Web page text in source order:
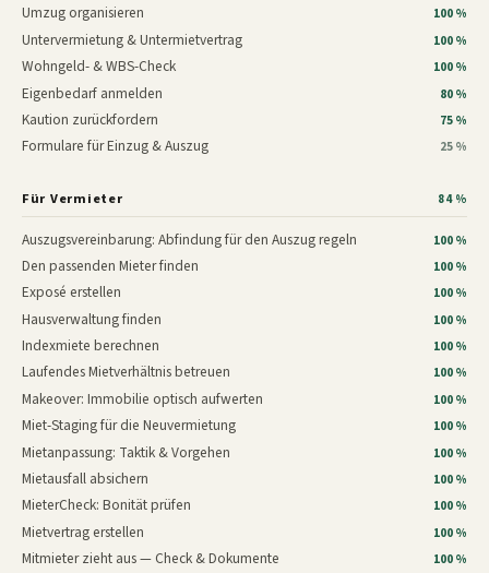
Umzug organisieren 100 %
Untervermietung & Untermietvertrag 100 %
Wohngeld- & WBS-Check 100 %
Eigenbedarf anmelden 80 %
Kaution zurückfordern 75 %
Formulare für Einzug & Auszug 25 %
Für Vermieter 84 %
Auszugsvereinbarung: Abfindung für den Auszug regeln 100 %
Den passenden Mieter finden 100 %
Exposé erstellen 100 %
Hausverwaltung finden 100 %
Indexmiete berechnen 100 %
Laufendes Mietverhältnis betreuen 100 %
Makeover: Immobilie optisch aufwerten 100 %
Miet-Staging für die Neuvermietung 100 %
Mietanpassung: Taktik & Vorgehen 100 %
Mietausfall absichern 100 %
MieterCheck: Bonität prüfen 100 %
Mietvertrag erstellen 100 %
Mitmieter zieht aus — Check & Dokumente 100 %